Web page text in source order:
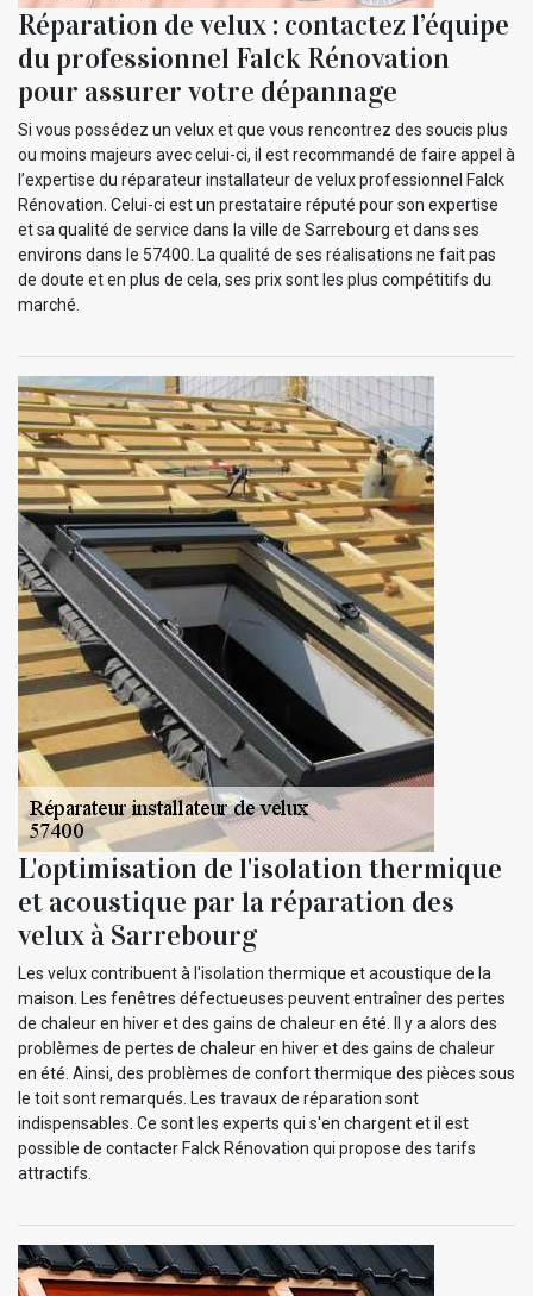
Réparation de velux : contactez l’équipe
du professionnel Falck Rénovation
pour assurer votre dépannage
Si vous possédez un velux et que vous rencontrez des soucis plus
ou moins majeurs avec celui-ci, il est recommandé de faire appel à
l’expertise du réparateur installateur de velux professionnel Falck
Rénovation. Celui-ci est un prestataire réputé pour son expertise
et sa qualité de service dans la ville de Sarrebourg et dans ses
environs dans le 57400. La qualité de ses réalisations ne fait pas
de doute et en plus de cela, ses prix sont les plus compétitifs du
marché.
L'optimisation de l'isolation thermique
et acoustique par la réparation des
velux à Sarrebourg
Les velux contribuent à l'isolation thermique et acoustique de la
maison. Les fenêtres défectueuses peuvent entraîner des pertes
de chaleur en hiver et des gains de chaleur en été. Il y a alors des
problèmes de pertes de chaleur en hiver et des gains de chaleur
en été. Ainsi, des problèmes de confort thermique des pièces sous
le toit sont remarqués. Les travaux de réparation sont
indispensables. Ce sont les experts qui s'en chargent et il est
possible de contacter Falck Rénovation qui propose des tarifs
attractifs.